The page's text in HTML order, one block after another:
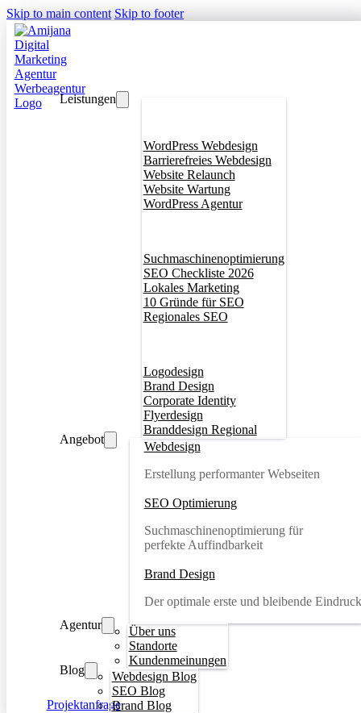
Skip to main content Skip to footer
Leistungen
WordPress Webdesign
Barrierefreies Webdesign
Website Relaunch
Website Wartung
WordPress Agentur
Suchmaschinenoptimierung
SEO Checkliste 2026
Lokales Marketing
10 Gründe für SEO
Regionales SEO
Logodesign
Brand Design
Corporate Identity
Flyerdesign
Branddesign Regional
Angebot
Webdesign
Erstellung performanter Webseiten
SEO Optimierung
Suchmaschinenoptimierung für
perfekte Auffindbarkeit
Brand Design
Der optimale erste und bleibende Eindruck
Agentur
Über uns
Standorte
Kundenmeinungen
Blog
Webdesign Blog
SEO Blog
Brand Blog
Projektanfrage